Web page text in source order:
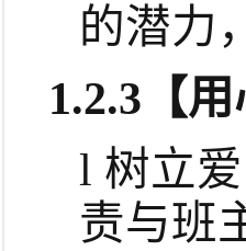
的潜力
1.2.3 【
l 树立
责与班